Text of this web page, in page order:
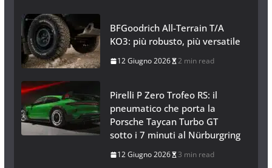
BFGoodrich All-Terrain T/A
KO3: più robusto, più versatile
12 Giugno 2026 2 min read
Pirelli P Zero Trofeo RS: il
pneumatico che porta la
Porsche Taycan Turbo GT
sotto i 7 minuti al Nürburgring
12 Giugno 2026 3 min read